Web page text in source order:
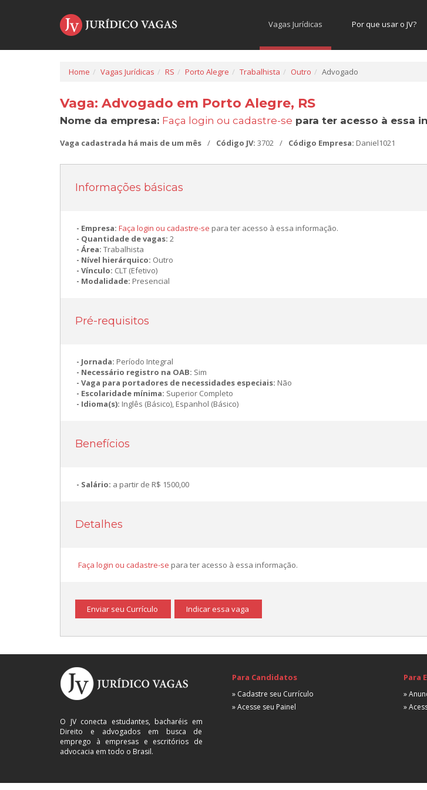
Vagas Jurídicas Por que usar o JV?
Home Vagas Jurídicas RS Porto Alegre Trabalhista Outro Advogado
Vaga: Advogado em Porto Alegre, RS
Nome da empresa: Faça login ou cadastre-se para ter acesso à essa
Vaga cadastrada há mais de um mês / Código JV: 3702 / Código Empresa: Daniel1021
Informações básicas
Empresa: Faça login ou cadastre-se para ter acesso à essa informação.
Quantidade de vagas: 2
Área: Trabalhista
Nível hierárquico: Outro
Vínculo: CLT (Efetivo)
Modalidade: Presencial
Pré-requisitos
Jornada: Período Integral
Necessário registro na OAB: Sim
Vaga para portadores de necessidades especiais: Não
Escolaridade mínima: Superior Completo
Idioma(s): Inglês (Básico), Espanhol (Básico)
Benefícios
Salário: a partir de R$ 1500,00
Detalhes
Faça login ou cadastre-se para ter acesso à essa informação.
Enviar seu Currículo Indicar essa vaga
O JV conecta estudantes, bacharéis em
Direito e advogados em busca de
emprego à empresas e escritórios de
advocacia em todo o Brasil.
Para Candidatos
» Cadastre seu Currículo
» Acesse seu Painel
Para
»
»